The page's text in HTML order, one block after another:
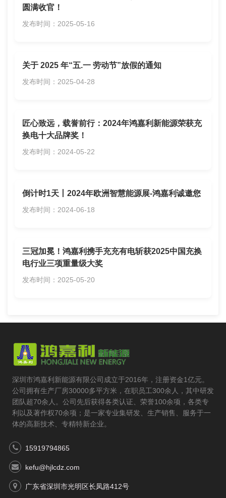
圆满收官！
发布时间：2025-05-16
关于 2025 年“五.一 劳动节”放假的通知
发布时间：2025-04-28
匠心致远，载誉前行：2024年鸿嘉利新能源荣获充
换电十大品牌奖！
发布时间：2024-05-22
倒计时1天丨2024年欧洲智慧能源展-鸿嘉利诚邀您
发布时间：2024-06-18
三冠加冕！鸿嘉利携手充充有电斩获2025中国充换
电行业三项重量级大奖
发布时间：2025-05-20
深圳市鸿嘉利新能源有限公司成立于2016年，注册资金1亿元。
公司拥有生产厂房30000多平方米，在职员工300余人，其中研发
团队超70余人。公司先后获得各类认证、荣誉100余项，各类专
利以及著作权70余项；是一家专业集研发、生产销售、服务于一
体的高新技术、专精特新企业。
15919794865
kefu@hjlcdz.com
广东省深圳市光明区长凤路412号